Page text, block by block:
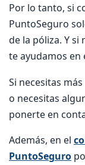
Por lo tanto, si
PuntoSeguro
de la póliza. Y
te ayudamos en
Si necesitas
o necesitas
ponerte en
Además, en el
PuntoSeguro